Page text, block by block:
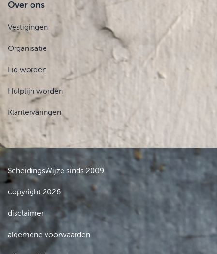
Over ons
Vestigingen
Organisatie
Lid worden
Hulplijn worden
Klantervaringen
ScheidingsWijze sinds 2009
copyright 2026
disclaimer
algemene voorwaarden